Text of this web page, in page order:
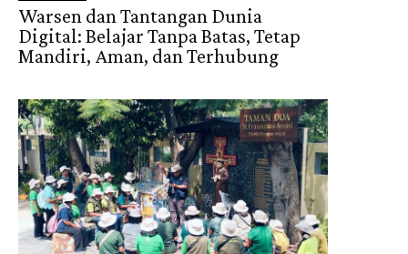
Warsen dan Tantangan Dunia
Digital: Belajar Tanpa Batas, Tetap
Mandiri, Aman, dan Terhubung